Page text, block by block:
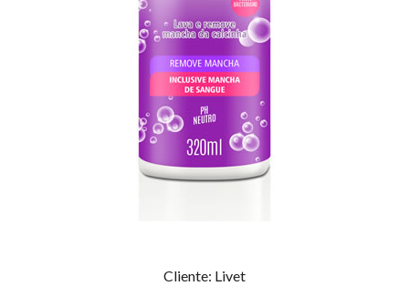
Cliente: Livet